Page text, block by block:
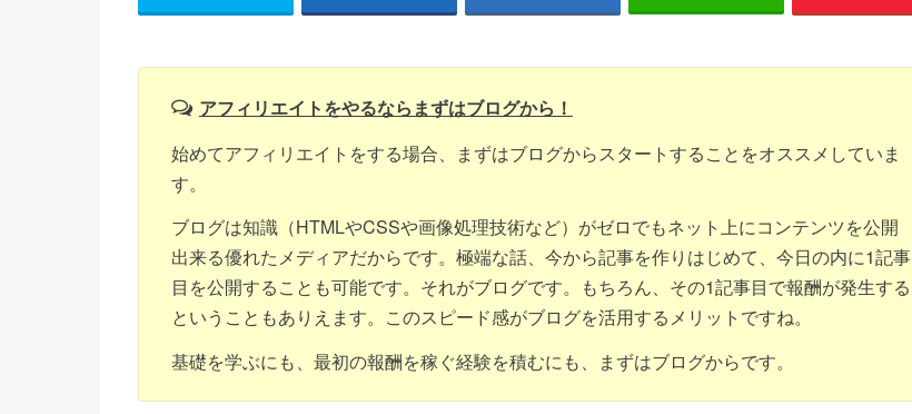
アフィリエイトをやるならまずはブログから！
始めてアフィリエイトをする場合、まずはブログからスタートすることをオススメしていま
す。
ブログは知識（HTMLやCSSや画像処理技術など）がゼロでもネット上にコンテンツを公開
出来る優れたメディアだからです。極端な話、今から記事を作りはじめて、今日の内に1記事
目を公開することも可能です。それがブログです。もちろん、その1記事目で報酬が発生する
ということもありえます。このスピード感がブログを活用するメリットですね。
基礎を学ぶにも、最初の報酬を稼ぐ経験を積むにも、まずはブログからです。